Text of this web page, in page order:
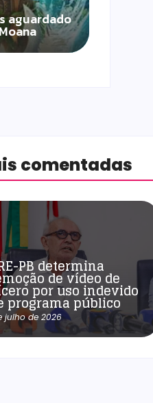
aguardado
comentadas
PB determina
de vídeo de
por uso indevido
programa público
julho de 2026